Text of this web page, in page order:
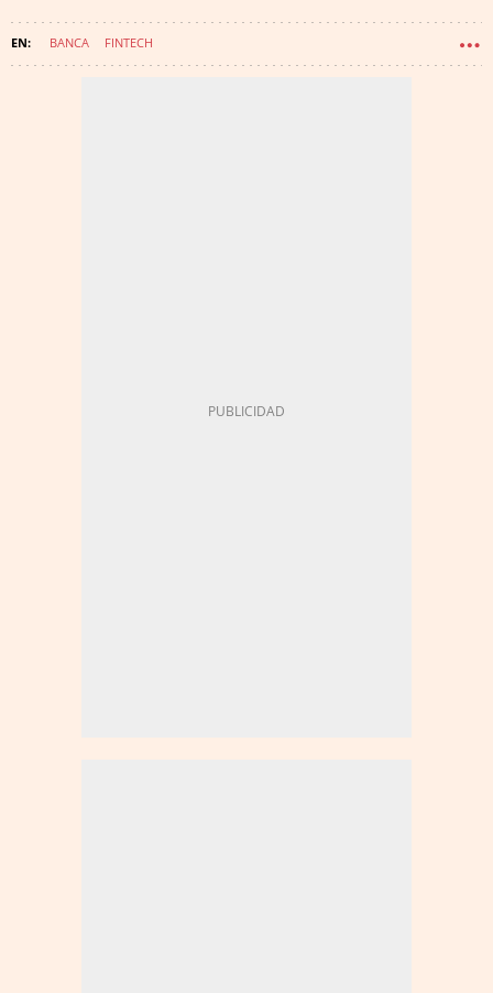
BANCA FINTECH